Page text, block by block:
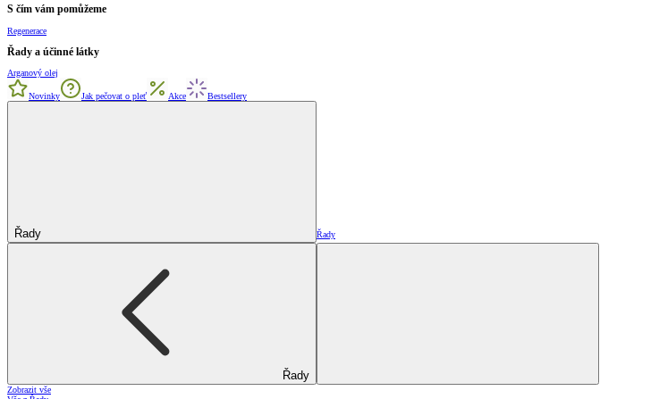
S čím vám pomůžeme
Regenerace
Řady a účinné látky
Arganový olej
Novinky Jak pečovat o pleť Akce Bestsellery
Řady Řady
Řady
Zobrazit vše